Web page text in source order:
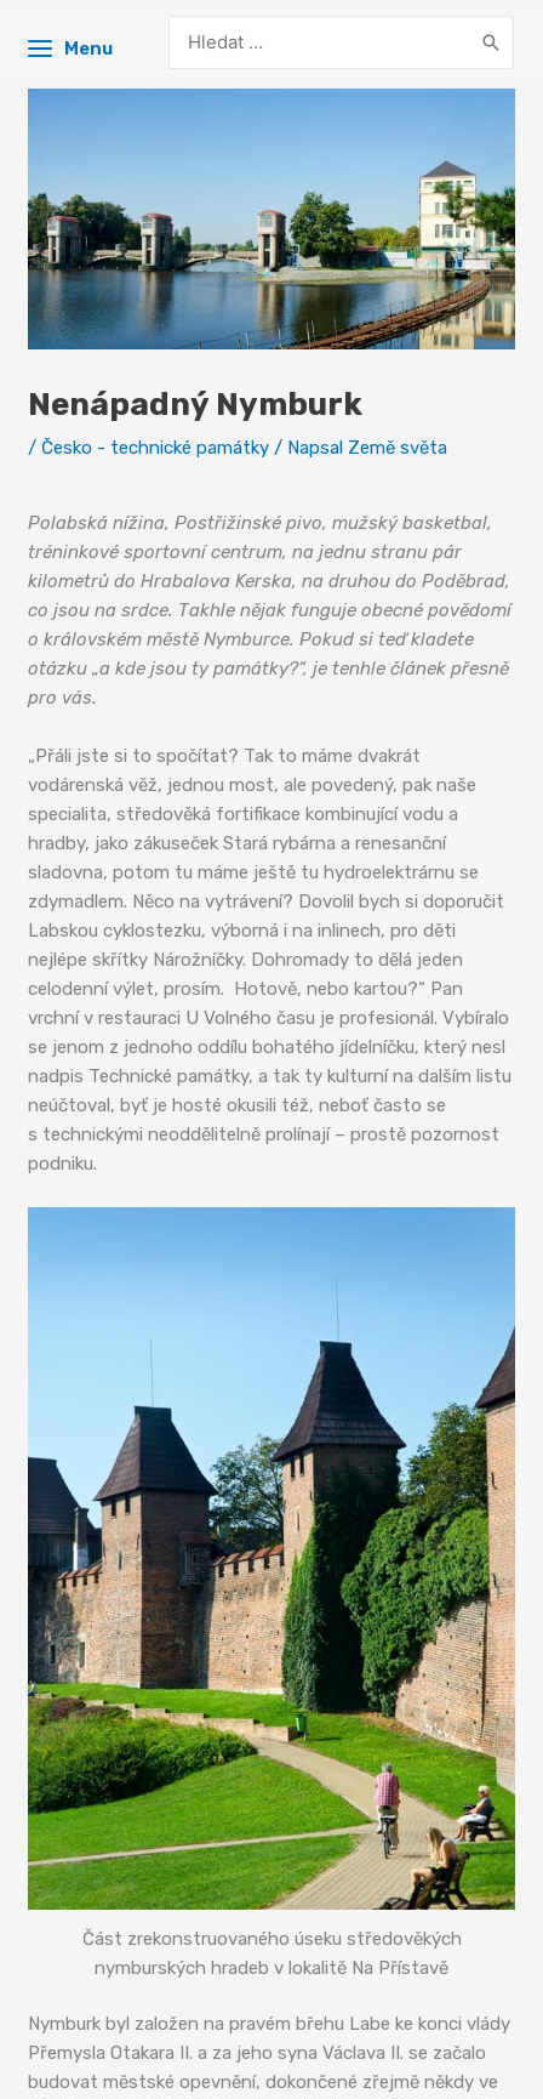
Menu
for:
Nenápadný Nymburk
/ Česko - technické památky / Napsal Země světa
Polabská nížina, Postřižinské pivo, mužský basketbal,
tréninkové sportovní centrum, na jednu stranu pár
kilometrů do Hrabalova Kerska, na druhou do Poděbrad,
co jsou na srdce. Takhle nějak funguje obecné povědomí
o královském městě Nymburce. Pokud si teď kladete
otázku „a kde jsou ty památky?“, je tenhle článek přesně
pro vás.
„Přáli jste si to spočítat? Tak to máme dvakrát
vodárenská věž, jednou most, ale povedený, pak naše
specialita, středověká fortifikace kombinující vodu a
hradby, jako zákuseček Stará rybárna a renesanční
sladovna, potom tu máme ještě tu hydroelektrárnu se
zdymadlem. Něco na vytrávení? Dovolil bych si doporučit
Labskou cyklostezku, výborná i na inlinech, pro děti
nejlépe skřítky Nárožníčky. Dohromady to dělá jeden
celodenní výlet, prosím. Hotově, nebo kartou?“ Pan
vrchní v restauraci U Volného času je profesionál. Vybíralo
se jenom z jednoho oddílu bohatého jídelníčku, který nesl
nadpis Technické památky, a tak ty kulturní na dalším listu
neúčtoval, byť je hosté okusili též, neboť často se
s technickými neoddělitelně prolínají – prostě pozornost
podniku.
Část zrekonstruovaného úseku středověkých
nymburských hradeb v lokalitě Na Přístavě
Nymburk byl založen na pravém břehu Labe ke konci vlády
Přemysla Otakara II. a za jeho syna Václava II. se začalo
budovat městské opevnění, dokončené zřejmě někdy ve